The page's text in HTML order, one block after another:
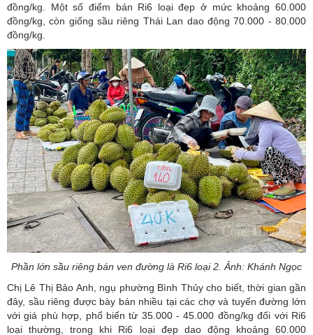
đồng/kg. Một số điểm bán Ri6 loại đẹp ở mức khoảng 60.000
đồng/kg, còn giống sầu riêng Thái Lan dao động 70.000 - 80.000
đồng/kg.
Phần lớn sầu riêng bán ven đường là Ri6 loại 2. Ảnh: Khánh Ngọc
Chị Lê Thị Bảo Anh, ngụ phường Bình Thủy cho biết, thời gian gần
đây, sầu riêng được bày bán nhiều tại các chợ và tuyến đường lớn
với giá phù hợp, phổ biến từ 35.000 - 45.000 đồng/kg đối với Ri6
loại thường, trong khi Ri6 loại đẹp dao động khoảng 60.000